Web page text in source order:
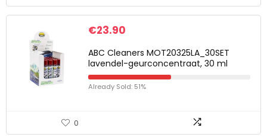
€23.90
ABC Cleaners MOT20325LA_30SET
lavendel-geurconcentraat, 30 ml
Already Sold: 51%
0